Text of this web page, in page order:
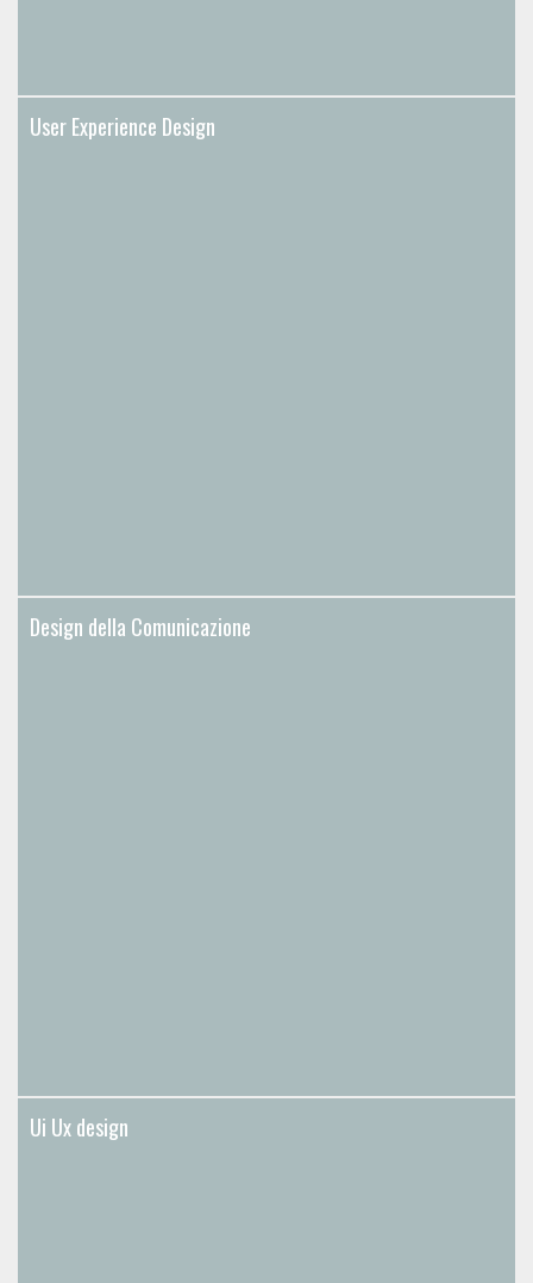
User Experience Design
User Experience Design
Design della Comunicazione
Design della Comunicazione
Ui Ux design
Ui Ux design